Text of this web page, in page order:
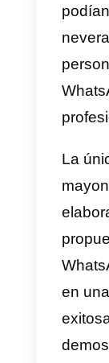
1)
En
los
la